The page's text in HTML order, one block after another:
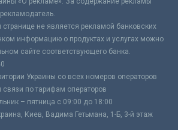
не является рекламой банковских
информацию о продуктах и услугах можно
сайте соответствующего банка.
Украины со всех номеров операторов
по тарифам операторов
– пятница с 09:00 до 18:00
Киев, Вадима Гетьмана, 1-Б, 3-й этаж